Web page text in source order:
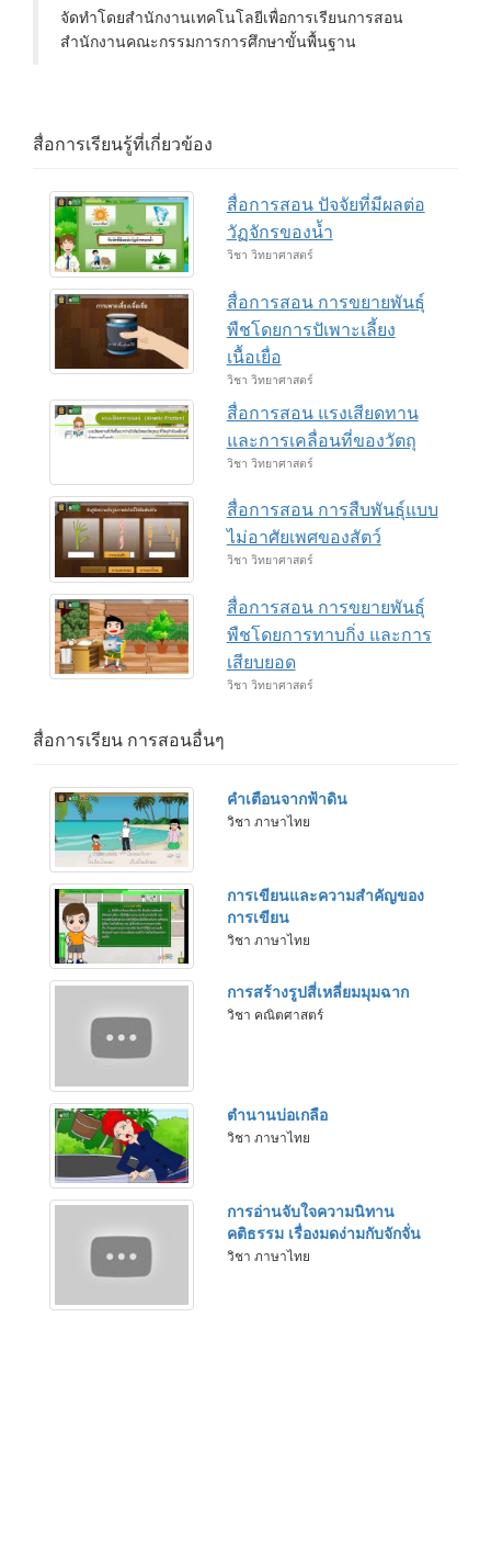
จัดทำโดยสำนักงานเทคโนโลยีเพื่อการเรียนการสอน
สำนักงานคณะกรรมการการศึกษาขั้นพื้นฐาน
สื่อการเรียนรู้ที่เกี่ยวข้อง
สื่อการสอน ปัจจัยที่มีผลต่อ
วัฏจักรของน้ำ
วิชา วิทยาศาสตร์
สื่อการสอน การขยายพันธุ์
พืชโดยการปัเพาะเลี้ยง
เนื้อเยื่อ
วิชา วิทยาศาสตร์
สื่อการสอน แรงเสียดทาน
และการเคลื่อนที่ของวัตถุ
วิชา วิทยาศาสตร์
สื่อการสอน การสืบพันธุ์แบบ
ไม่อาศัยเพศของสัตว์
วิชา วิทยาศาสตร์
สื่อการสอน การขยายพันธุ์
พืชโดยการทาบกิ่ง และการ
เสียบยอด
วิชา วิทยาศาสตร์
สื่อการเรียน การสอนอื่นๆ
คำเตือนจากฟ้าดิน
วิชา ภาษาไทย
การเขียนและความสำคัญของ
การเขียน
วิชา ภาษาไทย
การสร้างรูปสี่เหลี่ยมมุมฉาก
วิชา คณิตศาสตร์
ตำนานบ่อเกลือ
วิชา ภาษาไทย
การอ่านจับใจความนิทาน
คติธรรม เรื่องมดง่ามกับจักจั่น
วิชา ภาษาไทย